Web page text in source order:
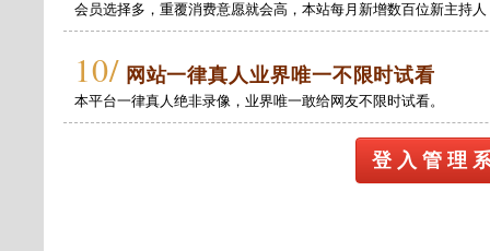
会员选择多，重覆消费意愿就会高，本站每月新增数百位新主持
10/ 网站一律真人业界唯一不限时试看
本平台一律真人绝非录像，业界唯一敢给网友不限时试看。
登 入 管 理